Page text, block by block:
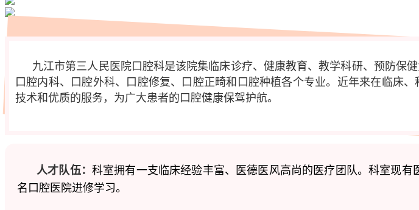
九江市第三人民医院口腔科是该院集临床诊疗、健康教育、教学科研、预防保
口腔内科、口腔外科、口腔修复、口腔正畸和口腔种植各个专业。近年来在临床
技术和优质的服务，为广大患者的口腔健康保驾护航。
人才队伍： 科室拥有一支临床经验丰富、医德医风高尚的医疗团队。科室现有
名口腔医院进修学习。